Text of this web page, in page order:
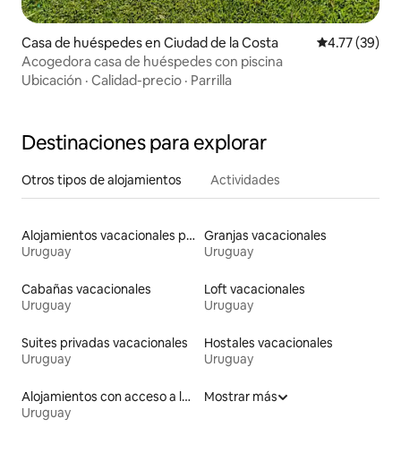
Casa de huéspedes en Ciudad de la Costa Calificación
4.77 (39)
Acogedora casa de huéspedes con piscina
Ubicación · Calidad-precio · Parrilla
Destinaciones para explorar
Otros tipos de alojamientos Actividades
Alojamientos vacacionales para familias
Uruguay
Granjas vacacionales
Uruguay
Cabañas vacacionales
Uruguay
Loft vacacionales
Uruguay
Suites privadas vacacionales
Uruguay
Hostales vacacionales
Uruguay
Alojamientos con acceso a la playa
Uruguay
Mostrar más